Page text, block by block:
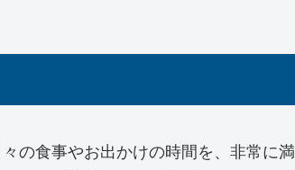
の食事やお出かけの時間を、非常に満